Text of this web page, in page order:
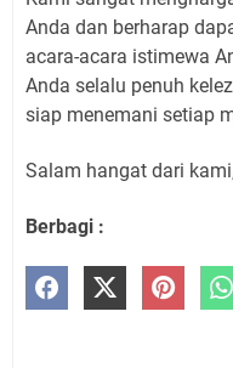
Anda dan berharap
acara-acara istimewa
Anda selalu penuh
siap menemani setiap
Salam hangat dari
Berbagi :